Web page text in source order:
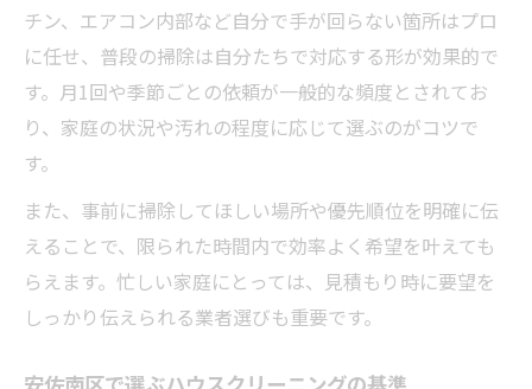
安佐南区で注目のハウスクリーニング事情
安佐南区で利用が増えるハウスクリーニン
グ事情
地域で支持されるハウスクリーニングの傾
ハウスクリーニング安佐南区での依頼ポイ
ント
口コミで選ばれるハウスクリーニングの特
徴
チン、エアコン内部など自分で手が回らない箇所はプロ
に任せ、普段の掃除は自分たちで対応する形が効果的で
す。月1回や季節ごとの依頼が一般的な頻度とされてお
り、家庭の状況や汚れの程度に応じて選ぶのがコツで
す。
また、事前に掃除してほしい場所や優先順位を明確に伝
えることで、限られた時間内で効率よく希望を叶えても
らえます。忙しい家庭にとっては、見積もり時に要望を
しっかり伝えられる業者選びも重要です。